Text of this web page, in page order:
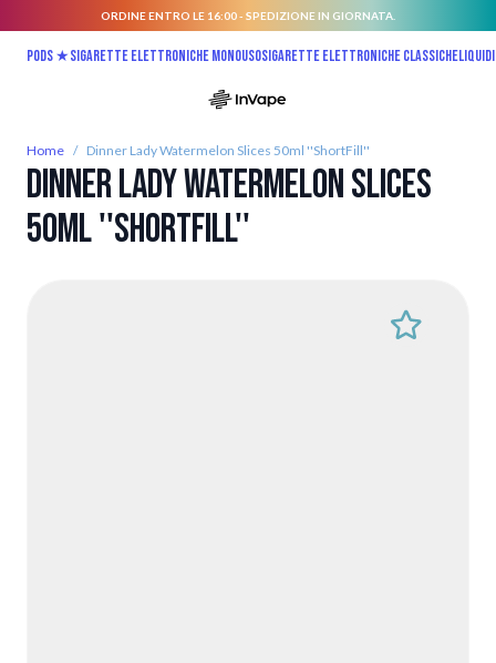
ORDINE ENTRO LE 16:00 - SPEDIZIONE IN GIORNATA.
Pods ★Sigarette elettroniche monousoSigarette elettroniche classiche
Home / Dinner Lady Watermelon Slices 50ml ''ShortFill''
Dinner Lady Watermelon Slices
50ml ''ShortFill''